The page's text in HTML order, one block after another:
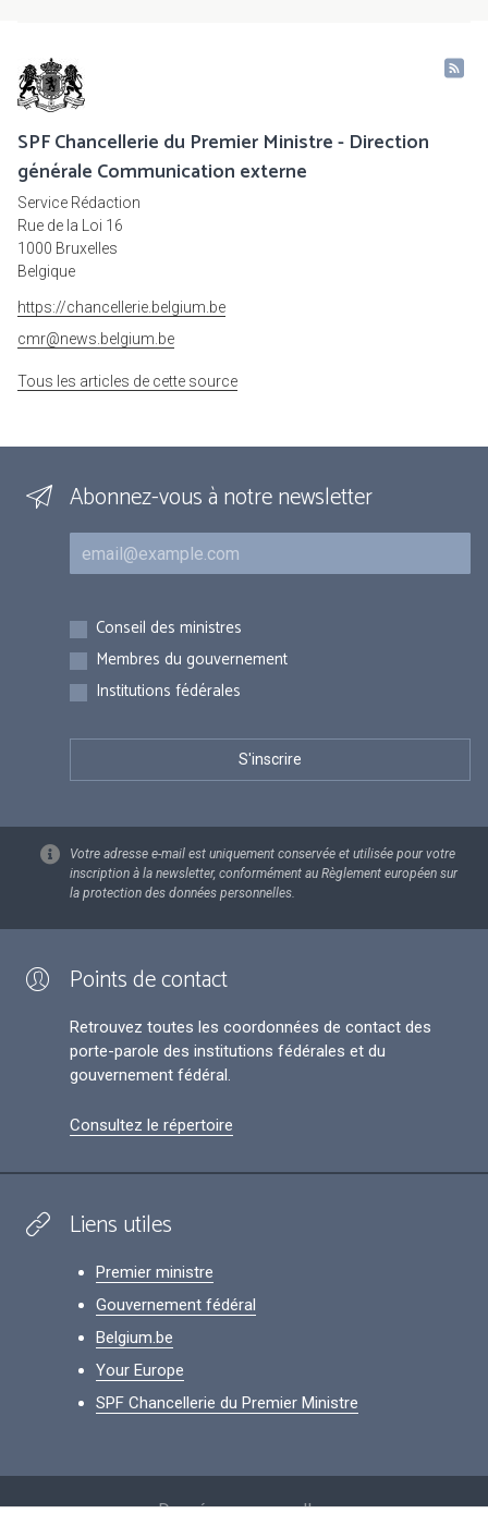
SPF Chancellerie du Premier Ministre - Direction
générale Communication externe
Service Rédaction
Rue de la Loi 16
1000 Bruxelles
Belgique
https://chancellerie.belgium.be
cmr@news.belgium.be
Tous les articles de cette source
Abonnez-vous à notre newsletter
Courriel
Inscriptions
Conseil des ministres
Membres du gouvernement
Institutions fédérales
Votre adresse e-mail est uniquement conservée et utilisée pour votre
inscription à la newsletter, conformément au Règlement européen sur
la protection des données personnelles.
Points de contact
Retrouvez toutes les coordonnées de contact des
porte-parole des institutions fédérales et du
gouvernement fédéral.
Consultez le répertoire
Liens utiles
Premier ministre
Gouvernement fédéral
Belgium.be
Your Europe
SPF Chancellerie du Premier Ministre